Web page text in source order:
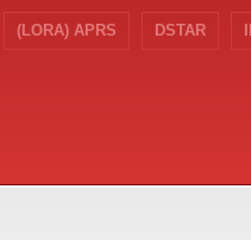
(LORA) APRS DSTAR